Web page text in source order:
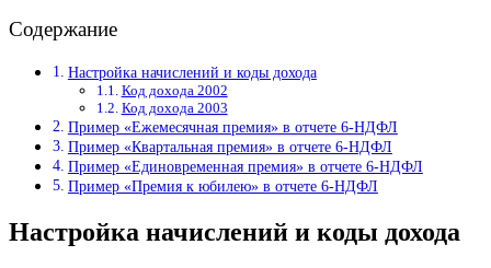
Содержание
Настройка начислений и коды дохода
Код дохода 2002
Код дохода 2003
Пример «Ежемесячная премия» в отчете 6-НДФЛ
Пример «Квартальная премия» в отчете 6-НДФЛ
Пример «Единовременная премия» в отчете 6-НДФЛ
Пример «Премия к юбилею» в отчете 6-НДФЛ
Настройка начислений и коды дохода